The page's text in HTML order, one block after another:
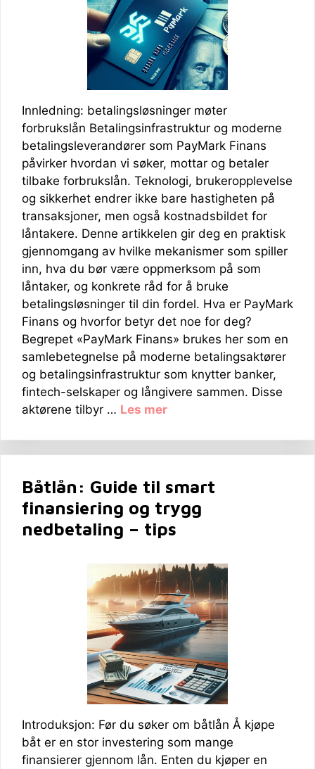
Innledning: betalingsløsninger møter
forbrukslån Betalingsinfrastruktur og moderne
betalingsleverandører som PayMark Finans
påvirker hvordan vi søker, mottar og betaler
tilbake forbrukslån. Teknologi, brukeropplevelse
og sikkerhet endrer ikke bare hastigheten på
transaksjoner, men også kostnadsbildet for
låntakere. Denne artikkelen gir deg en praktisk
gjennomgang av hvilke mekanismer som spiller
inn, hva du bør være oppmerksom på som
låntaker, og konkrete råd for å bruke
betalingsløsninger til din fordel. Hva er PayMark
Finans og hvorfor betyr det noe for deg?
Begrepet «PayMark Finans» brukes her som en
samlebetegnelse på moderne betalingsaktører
og betalingsinfrastruktur som knytter banker,
fintech-selskaper og långivere sammen. Disse
aktørene tilbyr … Les mer
Båtlån: Guide til smart
finansiering og trygg
nedbetaling – tips
Introduksjon: Før du søker om båtlån Å kjøpe
båt er en stor investering som mange
finansierer gjennom lån. Enten du kjøper en